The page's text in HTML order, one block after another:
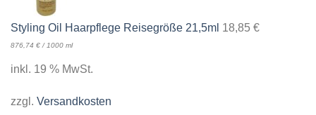
Styling Oil Haarpflege Reisegröße 21,5ml 18,85 €
876,74 € / 1000 ml
inkl. 19 % MwSt.
zzgl. Versandkosten